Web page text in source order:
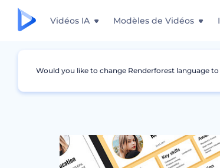
Vidéos IA Modèles de Vidéos
Graphismes Curriculum Vitae
Would you like to change Renderforest language to